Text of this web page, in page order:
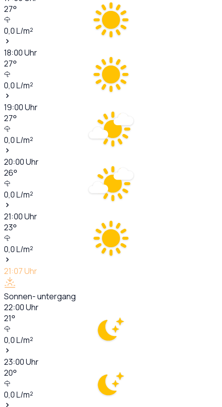
27°
0,0L/m²
18:00Uhr
27°
0,0L/m²
19:00Uhr
27°
0,0L/m²
20:00Uhr
26°
0,0L/m²
21:00Uhr
23°
0,0L/m²
21:07Uhr
Sonnen- untergang
22:00Uhr
21°
0,0L/m²
23:00Uhr
20°
0,0L/m²